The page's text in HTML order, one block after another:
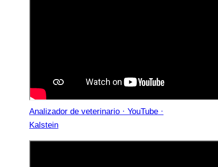
Analizador de veterinario · YouTube ·
Kalstein